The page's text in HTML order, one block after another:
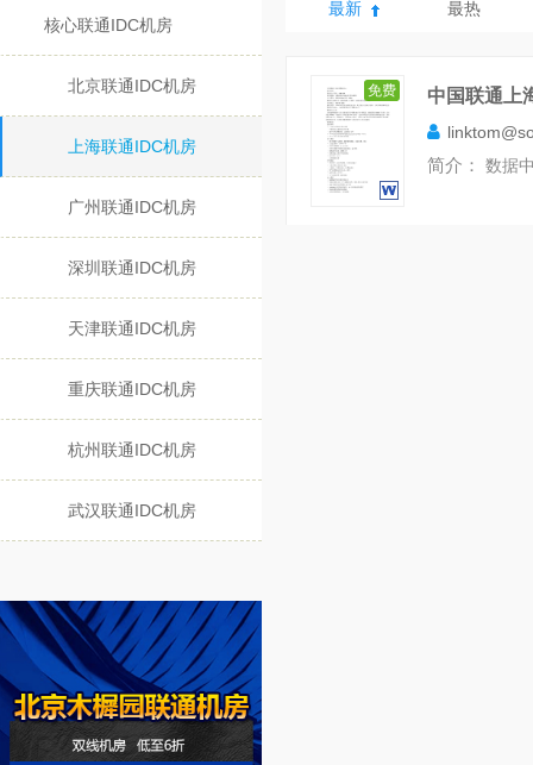
核心联通IDC机房
北京联通IDC机房
上海联通IDC机房
广州联通IDC机房
深圳联通IDC机房
天津联通IDC机房
重庆联通IDC机房
杭州联通IDC机房
武汉联通IDC机房
最新 最热
免费 中国联通上
简介： 数据